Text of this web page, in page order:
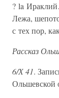
? la
Лежа,
с тех пор,
Рассказ
6/Х 41.
Ольшевской